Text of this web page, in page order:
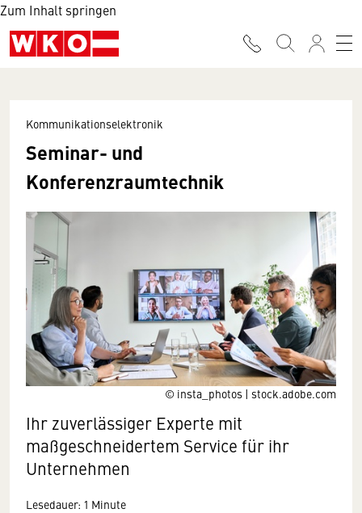
Zum Inhalt springen
© insta_photos | stock.adobe.com
Kommunikationselektronik
Seminar- und
Konferenzraumtechnik
Ihr zuverlässiger Experte mit
maßgeschneidertem Service für ihr
Unternehmen
Lesedauer: 1 Minute